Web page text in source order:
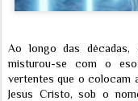
Ao longo das décadas,
misturou-se com o
vertentes que o colocam
Jesus Cristo, sob o